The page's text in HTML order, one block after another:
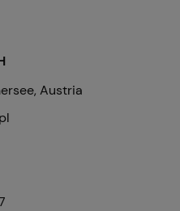
Austria